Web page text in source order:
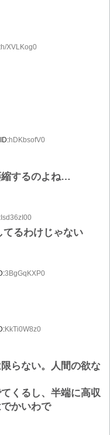
h/XVLKog0
ID:hDKbsofV0
縮するのよね…
Isd36zI00
てるわけじゃない
3BgGqKXP0
KkTi0W8z0
らない。人間の欲な
くるし、半端に高収
かいわで